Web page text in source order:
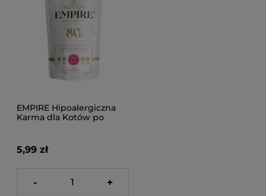
EMPIRE Hipoalergiczna
Karma dla Kotów po
5,99 zł
- +